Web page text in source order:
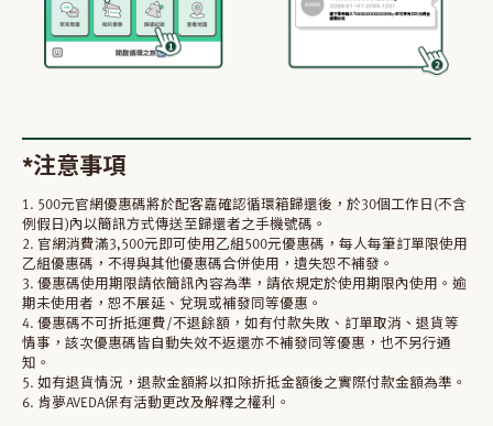
*注意事項
1. 500元官網優惠碼將於配客嘉確認循環箱歸還後，於30個工作日(不含
例假日)內以簡訊方式傳送至歸還者之手機號碼。
2. 官網消費滿3,500元即可使用乙組500元優惠碼，每人每筆訂單限使用
乙組優惠碼，不得與其他優惠碼合併使用，遺失恕不補發。
3. 優惠碼使用期限請依簡訊內容為準，請依規定於使用期限內使用。逾
期未使用者，恕不展延、兌現或補發同等優惠。
4. 優惠碼不可折抵運費/不退餘額，如有付款失敗、訂單取消、退貨等
情事，該次優惠碼皆自動失效不返還亦不補發同等優惠，也不另行通
知。
5. 如有退貨情況，退款金額將以扣除折抵金額後之實際付款金額為準。
6. 肯夢AVEDA保有活動更改及解釋之權利。